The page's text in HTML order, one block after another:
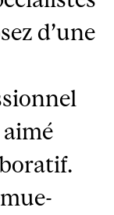
d’une
aimé